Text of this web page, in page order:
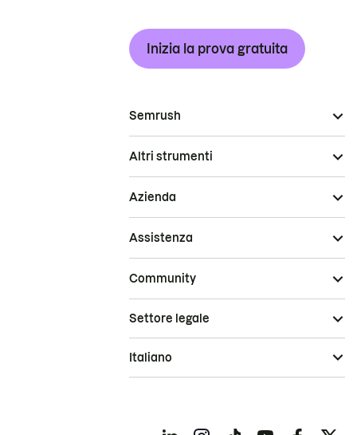
Inizia la prova gratuita
Semrush
Altri strumenti
Azienda
Assistenza
Community
Settore legale
Italiano